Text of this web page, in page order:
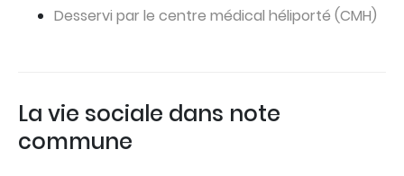
Desservi par le centre médical héliporté (CMH)
La vie sociale dans note
commune